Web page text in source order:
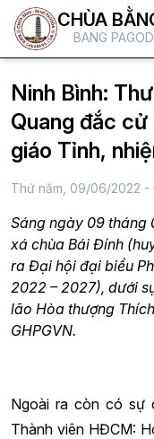
CHÙA
BANG
Ninh Bình:
Quang đắc
giáo Tỉnh,
Thứ năm, 09/06/2022 -
Sáng ngày 09 tháng
xá chùa Bái Đính
ra Đại hội đại biểu
2022 – 2027), dưới
lão Hòa thượng
GHPGVN.
Ngoài ra còn có sự
Thành viên HĐCM: